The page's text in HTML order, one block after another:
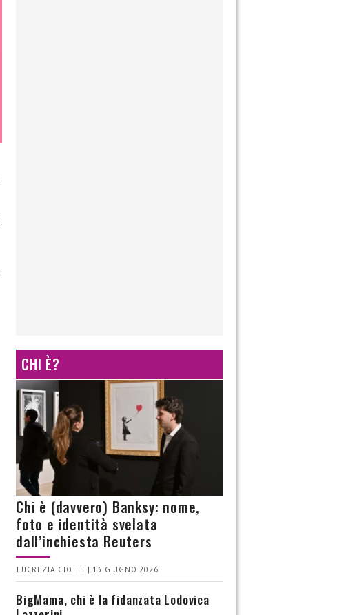
CHI È?
Chi è (davvero) Banksy: nome,
foto e identità svelata
dall’inchiesta Reuters
LUCREZIA CIOTTI | 13 GIUGNO 2026
BigMama, chi è la fidanzata Lodovica